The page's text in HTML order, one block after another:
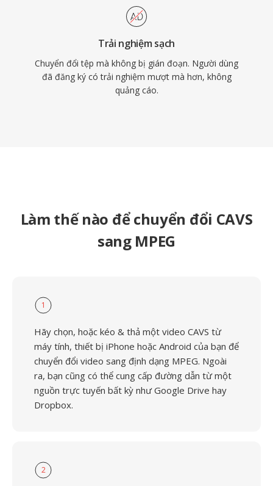
Trải nghiệm sạch
Chuyển đổi tệp mà không bị gián đoạn. Người dùng
đã đăng ký có trải nghiệm mượt mà hơn, không
quảng cáo.
Làm thế nào để chuyển đổi CAVS
sang MPEG
1
Hãy chọn, hoặc kéo & thả một video CAVS từ
máy tính, thiết bị iPhone hoặc Android của bạn để
chuyển đổi video sang định dạng MPEG. Ngoài
ra, bạn cũng có thể cung cấp đường dẫn từ một
nguồn trực tuyến bất kỳ như Google Drive hay
Dropbox.
2